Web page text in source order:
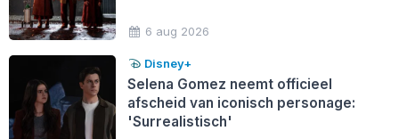
6 aug 2026
Disney+
Selena Gomez neemt officieel
afscheid van iconisch personage:
'Surrealistisch'